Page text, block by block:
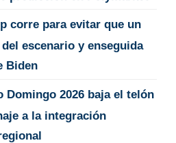
corre para evitar que un
escenario y enseguida
Biden
Domingo 2026 baja el telón
a la integración